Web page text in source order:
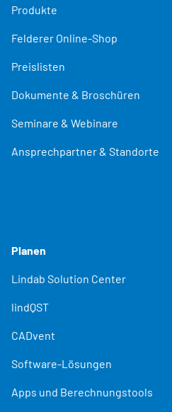
Produkte
Felderer Online-Shop
Preislisten
Dokumente & Broschüren
Seminare & Webinare
Ansprechpartner & Standorte
Planen
Lindab Solution Center
lindQST
CADvent
Software-Lösungen
Apps und Berechnungstools